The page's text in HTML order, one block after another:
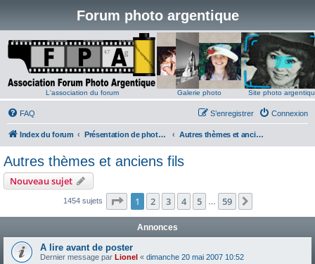
Forum photo argentique
L'association du forum Galerie photo Site photo
FAQ Connexion
S’enregistrer
Index du forum Présentation de photos argentiques Autres thèmes et anciens fils
Autres thèmes et anciens fils
Nouveau sujet
1454 sujets Page 1sur59
1 2 3 4 5 59
Annonces
A lire avant de poster
Dernier message par Lionel « dimanche 20 mai 2007 10:52